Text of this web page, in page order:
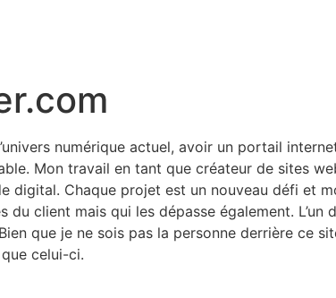
numérique actuel, avoir un portail
Mon travail en tant que créateur de sites
digital. Chaque projet est un nouveau défi et
client mais qui les dépasse également. L’un
que je ne sois pas la personne derrière ce
celui-ci.